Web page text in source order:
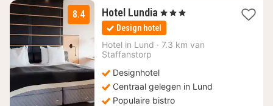
8.4 Hotel Lundia 1
nacht
vanaf
111,79
, 3 Sterren
Design hotel
Hotel in Lund · 7.3 km van
Staffanstorp
Designhotel
Centraal gelegen in Lund
Populaire bistro